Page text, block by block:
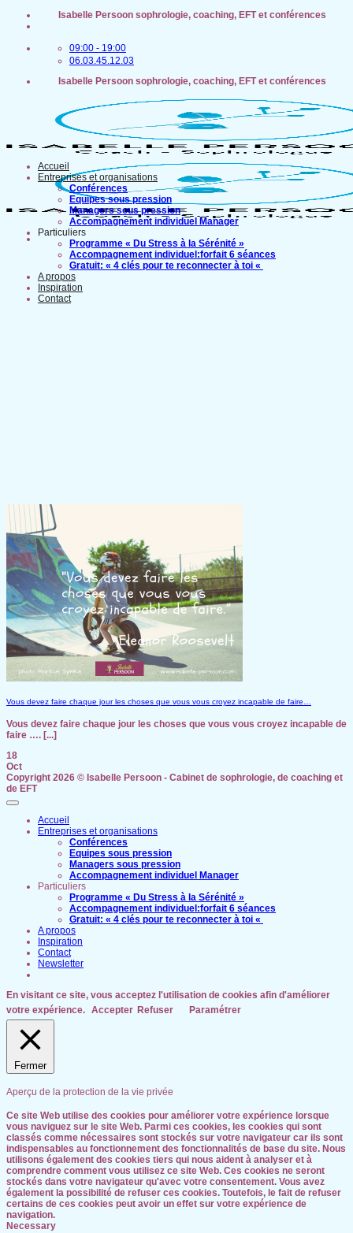
Passer
Isabelle Persoon sophrologie, coaching, EFT et conférences
09:00 - 19:00
06.03.45.12.03
Isabelle Persoon sophrologie, coaching, EFT et conférences
Accueil
Entreprises et organisations
Conférences
Equipes sous pression
Managers sous pression
Accompagnement individuel Manager
Particuliers
Programme « Du Stress à la Sérénité »
Accompagnement individuel:forfait 6 séances
Gratuit: « 4 clés pour te reconnecter à toi «
A propos
Inspiration
Contact
Vous devez faire chaque jour les choses que vous vous croyez incapable de faire…
Vous devez faire chaque jour les choses que vous vous croyez incapable de
faire …. [...]
18
Oct
Copyright 2026 © Isabelle Persoon - Cabinet de sophrologie, de coaching et
de EFT
Accueil
Entreprises et organisations
Conférences
Equipes sous pression
Managers sous pression
Accompagnement individuel Manager
Particuliers
Programme « Du Stress à la Sérénité »
Accompagnement individuel:forfait 6 séances
Gratuit: « 4 clés pour te reconnecter à toi «
A propos
Inspiration
Contact
Newsletter
En visitant ce site, vous acceptez l'utilisation de cookies afin d'améliorer
votre expérience. Accepter Refuser Paramétrer
Fermer
Aperçu de la protection de la vie privée
Ce site Web utilise des cookies pour améliorer votre expérience lorsque
vous naviguez sur le site Web. Parmi ces cookies, les cookies qui sont
classés comme nécessaires sont stockés sur votre navigateur car ils sont
indispensables au fonctionnement des fonctionnalités de base du site. Nous
utilisons également des cookies tiers qui nous aident à analyser et à
comprendre comment vous utilisez ce site Web. Ces cookies ne seront
stockés dans votre navigateur qu'avec votre consentement. Vous avez
également la possibilité de refuser ces cookies. Toutefois, le fait de refuser
certains de ces cookies peut avoir un effet sur votre expérience de
navigation.
Necessary